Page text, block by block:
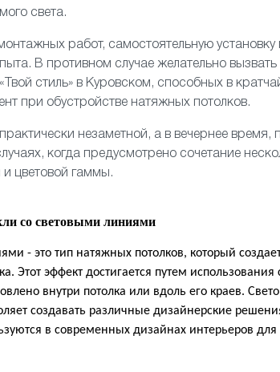
света.
работ, самостоятельную
В противном случае желательно
стиль» в Куровском, способных в
при обустройстве натяжных потолков.
незаметной, а в вечернее время,
когда предусмотрено сочетание
и цветовой гаммы.
со световыми линиями
- это тип натяжных потолков, который
Этот эффект достигается путем использования
внутри потолка или вдоль его краев.
создавать различные дизайнерские
в современных дизайнах интерьеров